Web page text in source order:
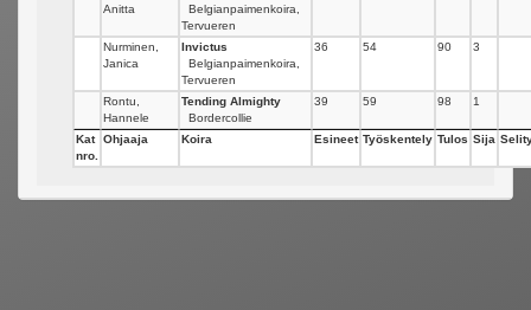
Anitta
Belgianpaimenkoira,
Tervueren
Nurminen,
Janica
Invictus
Belgianpaimenkoira,
Tervueren
36 54 90 3
Rontu,
Hannele
Tending Almighty
Bordercollie
39 59 98 1
Kat
nro.
Ohjaaja Koira Esineet Työskentely Tulos Sija